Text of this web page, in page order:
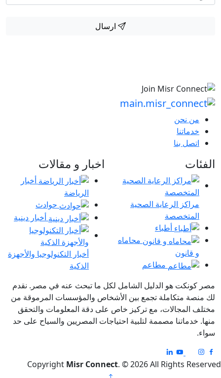
ارسال
من نحن
خدماتنا
اتصل بنا
الفئات
مراكز الرعاية الصحية
المتخصصة
أطباء
محاماه
و قانون
مطاعم
اخبار و مقالات
أخبار
الرياضة
حوادث
أخبار دينية
أخبار التكنولوجيا والأجهزة
الذكية
مصر كونكت هو الدليل الشامل لكل ما تبحث عنه في مصر. نقدم
لك منصة متكاملة تجمع بين الأشخاص والمؤسسات المرموقة من
مختلف المجالات، مع تركيز خاص على دقة المعلومات والتحقق
منها. خدماتنا مصممة لتلبية احتياجات المصريين والسياح على حد
سواء.
Copyright Misr Connect. © 2026 All Rights Reserved